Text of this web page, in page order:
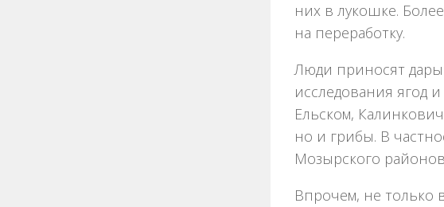
них в лукошке.
на переработку.
Люди приносят дары
исследования ягод
Ельском,
но и грибы. В
Мозырского
Впрочем, не только